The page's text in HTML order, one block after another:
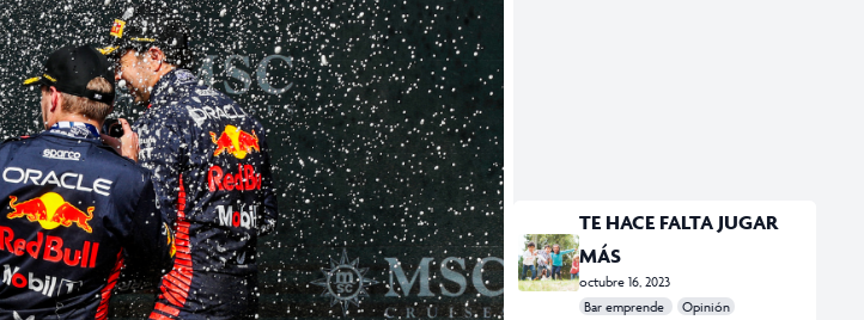
TE HACE FALTA JUGAR
MÁS
octubre 16, 2023
Bar emprende
Opinión